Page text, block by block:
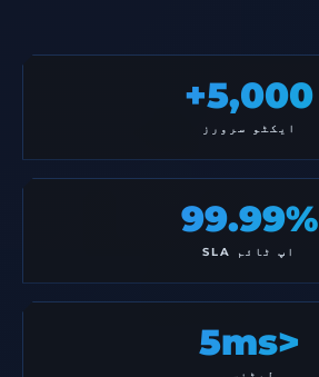
5,000+
ایکٹو سرورز
99.99%
اپ ٹائم SLA
<5ms